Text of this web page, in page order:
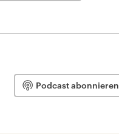
Podcast abonnieren